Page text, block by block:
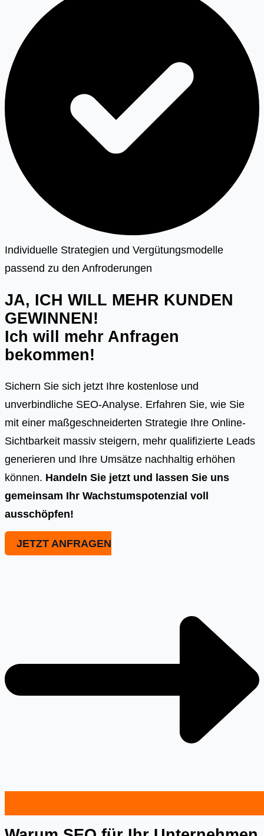
Individuelle Strategien und Vergütungsmodelle
passend zu den Anfroderungen
JA, ICH WILL MEHR KUNDEN
GEWINNEN!
Ich will mehr Anfragen
bekommen!
Sichern Sie sich jetzt Ihre kostenlose und
unverbindliche SEO-Analyse. Erfahren Sie, wie Sie
mit einer maßgeschneiderten Strategie Ihre Online-
Sichtbarkeit massiv steigern, mehr qualifizierte Leads
generieren und Ihre Umsätze nachhaltig erhöhen
können. Handeln Sie jetzt und lassen Sie uns
gemeinsam Ihr Wachstumspotenzial voll
ausschöpfen!
JETZT ANFRAGEN